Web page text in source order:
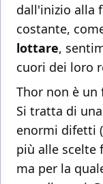
dall'inizio alla
costante,
lottare,
cuori dei loro
Thor non è
Si tratta di
enormi difetti
più alle scelte
ma per la